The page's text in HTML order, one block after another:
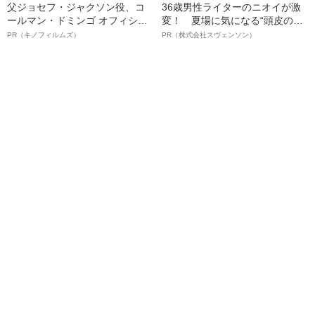
父ジョセフ・ジャクソン役、コ
ールマン・ドミンゴ オフィシャ
ルインタビュー“観客を魅了した
PR（キノフィルムズ）
36歳男性ライターのニオイが激
変！ 夏場に気になる“頭皮のニ
オイ”や“ベタつき”を解消す
PR（株式会社スヴェンソン）